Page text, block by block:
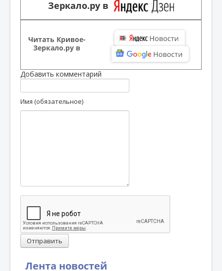
Лента новостей
Зеркало.ру в
Читать Кривое-
Зеркало.ру в
Добавить комментарий
Имя (обязательное)
Отправить